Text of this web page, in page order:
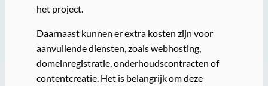
het project.
Daarnaast kunnen er extra kosten zijn voor
aanvullende diensten, zoals webhosting,
domeinregistratie, onderhoudscontracten of
contentcreatie. Het is belangrijk om deze